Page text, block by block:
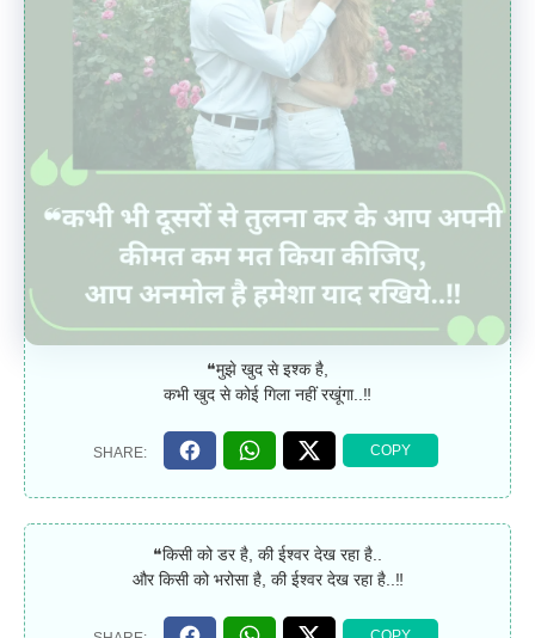
❝मुझे खुद से इश्क है,
कभी खुद से कोई गिला नहीं रखूंगा..‼
❝किसी को डर है, की ईश्वर देख रहा है..
और किसी को भरोसा है, की ईश्वर देख रहा है..‼